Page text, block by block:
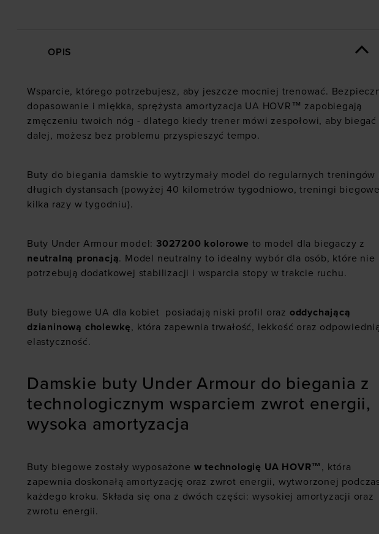
OPIS
Wsparcie, którego potrzebujesz, aby jeszcze mocniej trenować.
dopasowanie i miękka, sprężysta amortyzacja UA HOVR™ zapobiegają
zmęczeniu twoich nóg - dlatego kiedy trener mówi zespołowi, aby biegać
dalej, możesz bez problemu przyspieszyć tempo.
Buty do biegania damskie to wytrzymały model do regularnych treningów
długich dystansach (powyżej 40 kilometrów tygodniowo, treningi biegowe
kilka razy w tygodniu).
Buty Under Armour model: 3027200 kolorowe to model dla biegaczy z
neutralną pronacją. Model neutralny to idealny wybór dla osób, które nie
potrzebują dodatkowej stabilizacji i wsparcia stopy w trakcie ruchu.
Buty biegowe UA dla kobiet posiadają niski profil oraz oddychającą
dzianinową cholewkę, która zapewnia trwałość, lekkość oraz odpowiednią
elastyczność.
Damskie buty Under Armour do biegania z
technologicznym wsparciem zwrot energii,
wysoka amortyzacja
Buty biegowe zostały wyposażone w technologię UA HOVR™ , która
zapewnia doskonałą amortyzację oraz zwrot energii, wytworzonej
każdego kroku. Składa się ona z dwóch części: wysokiej amortyzacji oraz
zwrotu energii.